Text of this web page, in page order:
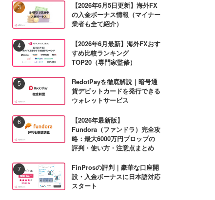
【2026年6月5日更新】海外FX
の入金ボーナス情報（マイナー
業者も全て紹介）
【2026年6月最新】海外FXおす
すめ比較ランキング
TOP20（専門家監修）
RedotPayを徹底解説｜暗号通
貨デビットカードを発行できる
ウォレットサービス
【2026年最新版】
Fundora（ファンドラ）完全攻
略：最大6000万円プロップの
評判・使い方・注意点まとめ
FinProsの評判｜豪華な口座開
設・入金ボーナスに日本語対応
スタート